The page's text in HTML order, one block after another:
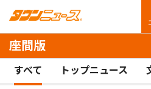
座間版
すべて トップニュース